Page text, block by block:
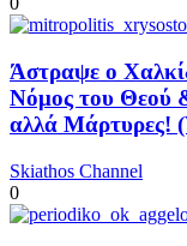
Άστραψε ο
Νόμος του Θεού
αλλά Μάρτυρες!
Skiathos Channel
0